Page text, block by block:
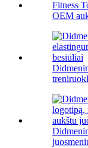
OEM